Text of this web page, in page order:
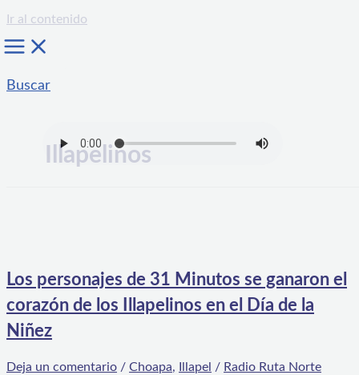
Ir al contenido
Buscar
Illapelinos
Los personajes de 31 Minutos se ganaron el
corazón de los Illapelinos en el Día de la
Niñez
Deja un comentario / Choapa, Illapel / Radio Ruta Norte